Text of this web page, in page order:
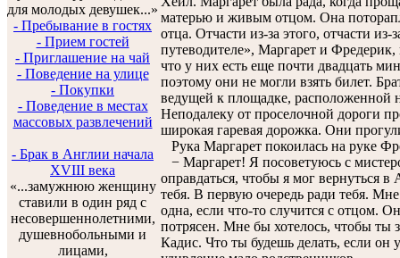
для молодых девушек...»
- Пребывание в гостях
- Прием гостей
- Приглашение на чай
- Поведение на улице
- Покупки
- Поведение в местах
массовых развлечений
- Брак в Англии начала
XVIII века
«...замужнюю женщину
ставили в один ряд с
несовершеннолетними,
душевнобольными и
лицами,
матерью и живым отцом. Она
отца. Отчасти из-за этого, отчасти
путеводителе», Маргарет и
что у них есть еще почти двадцать
поэтому они не могли взять билет.
ведущей к площадке, расположенной
Неподалеку от проселочной дороги
широкая гаревая дорожка. Они
Рука Маргарет покоилась на руке
− Маргарет! Я посоветуюсь с
оправдаться, чтобы я мог вернуться
тебя. В первую очередь ради тебя.
одна, если что-то случится с отцом.
потрясен. Мне бы хотелось, чтобы ты
Кадис. Что ты будешь делать, если он